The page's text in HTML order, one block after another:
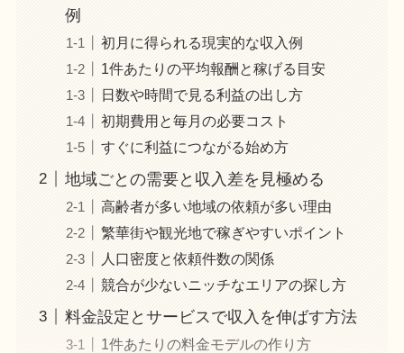
例
初月に得られる現実的な収入例
1件あたりの平均報酬と稼げる目安
日数や時間で見る利益の出し方
初期費用と毎月の必要コスト
すぐに利益につながる始め方
地域ごとの需要と収入差を見極める
高齢者が多い地域の依頼が多い理由
繁華街や観光地で稼ぎやすいポイント
人口密度と依頼件数の関係
競合が少ないニッチなエリアの探し方
料金設定とサービスで収入を伸ばす方法
1件あたりの料金モデルの作り方